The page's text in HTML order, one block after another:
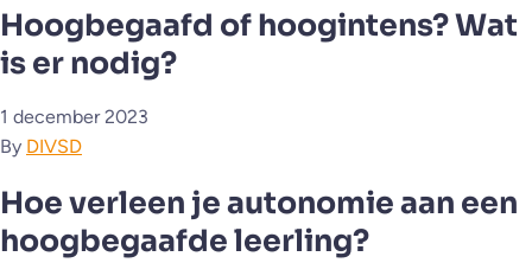
Hoogbegaafd of hoogintens? Wat
is er nodig?
1 december 2023
By DIVSD
Hoe verleen je autonomie aan een
hoogbegaafde leerling?